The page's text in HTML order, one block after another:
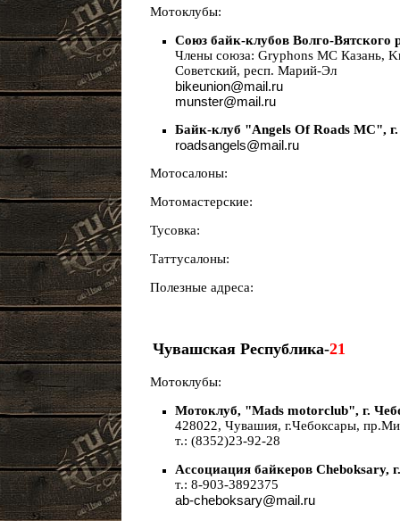
Мотоклубы:
Союз байк-клубов Волго-Вятского
Члены союза: Gryphons MC Казань,
Советский, респ. Марий-Эл
bikeunion@mail.ru
munster@mail.ru
Байк-клуб "Angels Of Roads MC",
roadsangels@mail.ru
Мотосалоны:
Мотомастерские:
Тусовка:
Таттусалоны:
Полезные адреса:
Чувашская Республика-21
Мотоклубы:
Мотоклуб, "Mads motorclub", г.
428022, Чувашия, г.Чебоксары,
т.: (8352)23-92-28
Ассоциация байкеров Cheboksary,
т.: 8-903-3892375
ab-cheboksary@mail.ru